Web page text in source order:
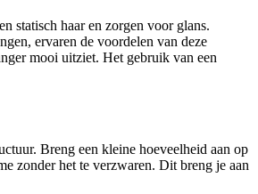
statisch haar en zorgen voor glans.
ervaren de voordelen van deze
mooi uitziet. Het gebruik van een
Breng een kleine hoeveelheid aan op
zonder het te verzwaren. Dit breng je aan